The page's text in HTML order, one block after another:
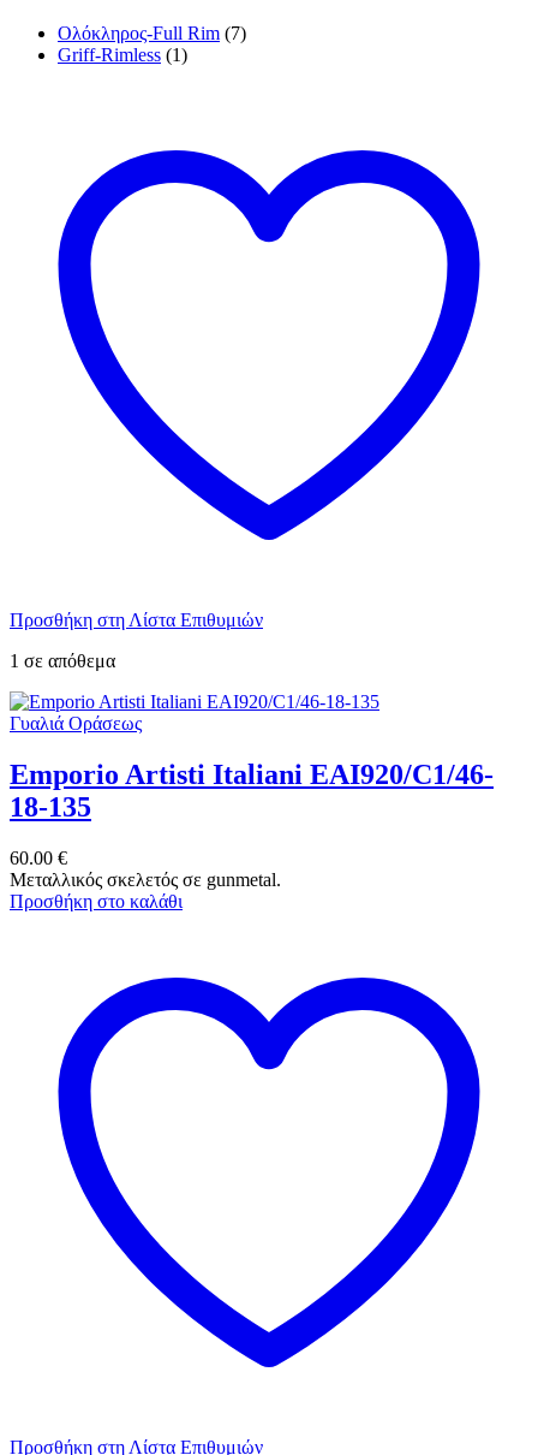
Ολόκληρος-Full Rim (7)
Griff-Rimless (1)
Προσθήκη στη Λίστα Επιθυμιών
1 σε απόθεμα
Γυαλιά Οράσεως
Emporio Artisti Italiani EAI920/C1/46-
18-135
60.00 €
Μεταλλικός σκελετός σε gunmetal.
Προσθήκη στο καλάθι
Προσθήκη στη Λίστα Επιθυμιών